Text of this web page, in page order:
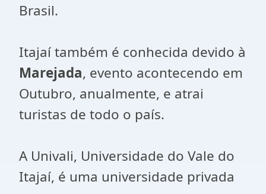
Brasil.
Itajaí também é conhecida devido à
Marejada, evento acontecendo em
Outubro, anualmente, e atrai
turistas de todo o país.
A Univali, Universidade do Vale do
Itajaí, é uma universidade privada